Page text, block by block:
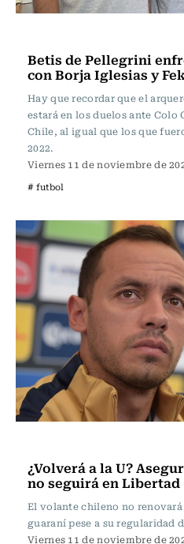
Betis de Pellegrini
con Borja Iglesias y
Hay que recordar que el
estará en los duelos ante Colo
Chile, al igual que los que
2022.
Viernes 11 de noviembre de
# futbol
¿Volverá a la U?
no seguirá en Libertad
El volante chileno no
guaraní pese a su regularidad
Viernes 11 de noviembre de